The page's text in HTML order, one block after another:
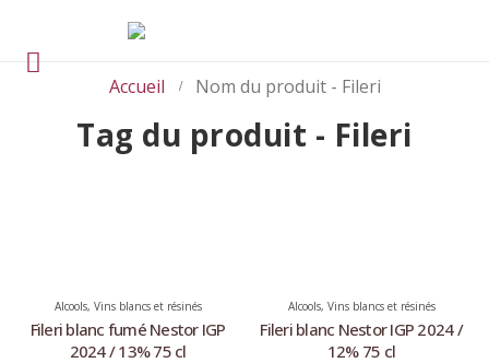
Accueil Nom du produit - Fileri
Tag du produit - Fileri
Alcools, Vins blancs et résinés
Fileri blanc fumé Nestor IGP
2024 / 13% 75 cl
Alcools, Vins blancs et résinés
Fileri blanc Nestor IGP 2024 /
12% 75 cl